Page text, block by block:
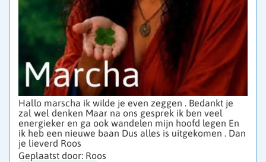
Hallo marscha ik wilde je even zeggen . Bedankt je
zal wel denken Maar na ons gesprek ik ben veel
energieker en ga ook wandelen mijn hoofd legen En
ik heb een nieuwe baan Dus alles is uitgekomen . Dan
je lieverd Roos
Geplaatst door: Roos